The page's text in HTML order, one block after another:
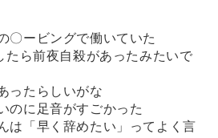
ービングで働いていた
たら前夜自殺があったみたいで
ったらしいがな
のに足音がすごかった
は「早く辞めたい」ってよく言